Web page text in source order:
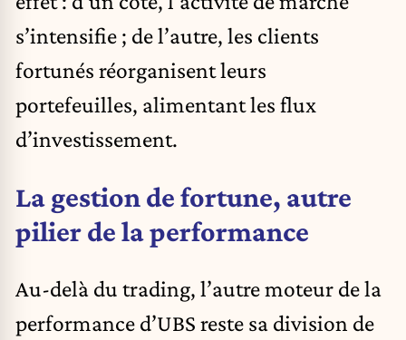
s’intensifie ; de l’autre, les clients
fortunés réorganisent leurs
portefeuilles, alimentant les flux
d’investissement.
La gestion de fortune, autre
pilier de la performance
Au-delà du trading, l’autre moteur de la
performance d’UBS reste sa division de